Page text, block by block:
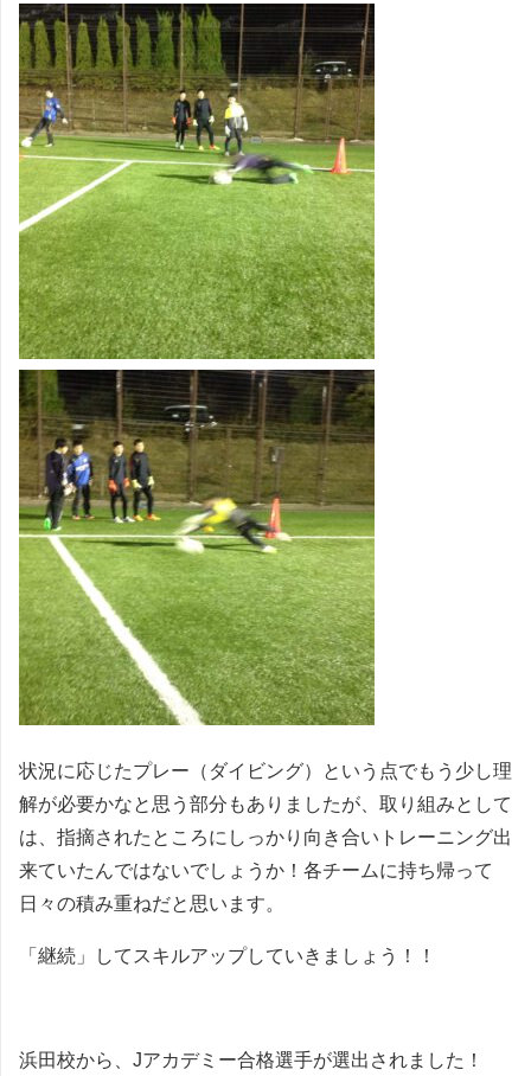
状況に応じたプレー（ダイビング）という点でもう少し理
解が必要かなと思う部分もありましたが、取り組みとして
は、指摘されたところにしっかり向き合いトレーニング出
来ていたんではないでしょうか！各チームに持ち帰って
日々の積み重ねだと思います。
「継続」してスキルアップしていきましょう！！
浜田校から、Jアカデミー合格選手が選出されました！